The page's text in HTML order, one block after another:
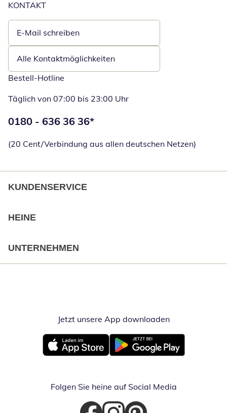
KONTAKT
E-Mail schreiben
Öffnet E-Mail-Client
Alle Kontaktmöglichkeiten
Bestell-Hotline
Täglich von 07:00 bis 23:00 Uhr
Telefonnummer:
0180 - 636 36 36*
(20 Cent/Verbindung aus allen deutschen Netzen)
KUNDENSERVICE
HEINE
UNTERNEHMEN
Jetzt unsere App downloadenÖffnet in
Öffnet in neuem FensterÖffnet in neuem Fenster
Folgen Sie heine auf Social Media